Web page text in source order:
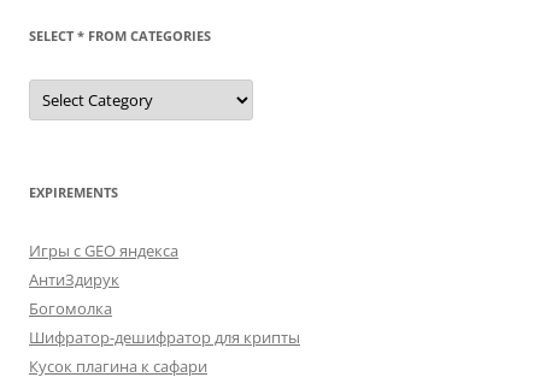
SELECT * FROM CATEGORIES
SELECT
FROM
EXPIREMENTS
Игры с GEO яндекса
АнтиЗдирук
Богомолка
Шифратор-дешифратор для крипты
Кусок плагина к сафари